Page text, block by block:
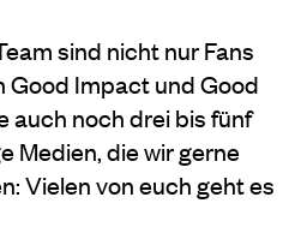
sind nicht nur Fans
Good Impact und Good
auch noch drei bis fünf
Medien, die wir gerne
Vielen von euch geht es